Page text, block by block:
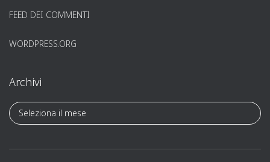
FEED DEI COMMENTI
WORDPRESS.ORG
Archivi
A
r
h